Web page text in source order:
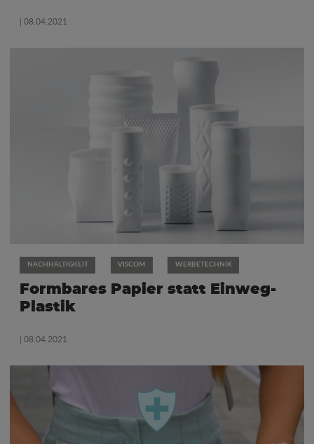
| 08.04.2021
NACHHALTIGKEIT VISCOM WERBETECHNIK
Formbares Papier statt Einweg-
Plastik
| 08.04.2021